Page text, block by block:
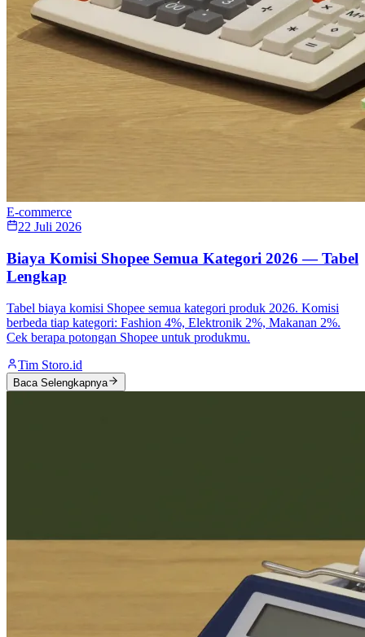
E-commerce
22 Juli 2026
Biaya Komisi Shopee Semua Kategori 2026 — Tabel
Lengkap
Tabel biaya komisi Shopee semua kategori produk 2026. Komisi
berbeda tiap kategori: Fashion 4%, Elektronik 2%, Makanan 2%.
Cek berapa potongan Shopee untuk produkmu.
Tim Storo.id
Baca Selengkapnya